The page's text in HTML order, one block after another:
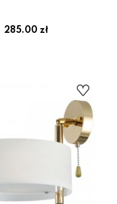
285.00 zł